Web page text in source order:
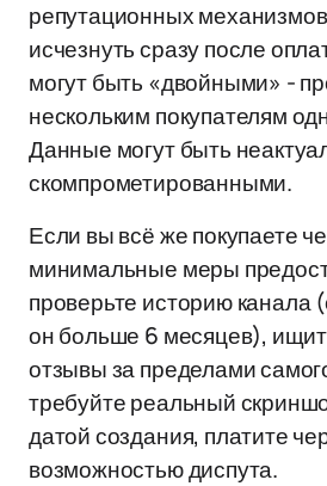
репутационных
исчезнуть сразу после
могут быть «двойными» -
нескольким покупателям
Данные могут быть
скомпрометированными.
Если вы всё же покупаете
минимальные меры
проверьте историю канала
он больше 6 месяцев),
отзывы за пределами
требуйте реальный
датой создания, платите
возможностью диспута.